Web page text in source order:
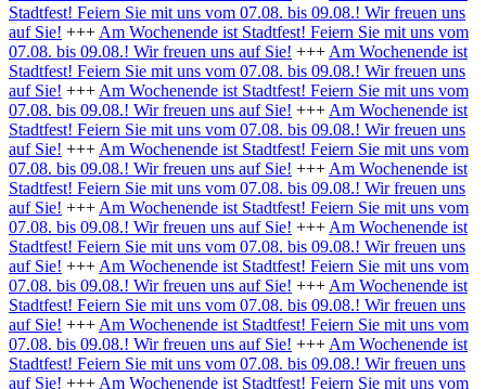
Stadtfest! Feiern Sie mit uns vom 07.08. bis 09.08.! Wir freuen uns
auf Sie! +++ Am Wochenende ist Stadtfest! Feiern Sie mit uns vom
07.08. bis 09.08.! Wir freuen uns auf Sie! +++ Am Wochenende ist
Stadtfest! Feiern Sie mit uns vom 07.08. bis 09.08.! Wir freuen uns
auf Sie! +++ Am Wochenende ist Stadtfest! Feiern Sie mit uns vom
07.08. bis 09.08.! Wir freuen uns auf Sie! +++ Am Wochenende ist
Stadtfest! Feiern Sie mit uns vom 07.08. bis 09.08.! Wir freuen uns
auf Sie! +++ Am Wochenende ist Stadtfest! Feiern Sie mit uns vom
07.08. bis 09.08.! Wir freuen uns auf Sie! +++ Am Wochenende ist
Stadtfest! Feiern Sie mit uns vom 07.08. bis 09.08.! Wir freuen uns
auf Sie! +++ Am Wochenende ist Stadtfest! Feiern Sie mit uns vom
07.08. bis 09.08.! Wir freuen uns auf Sie! +++ Am Wochenende ist
Stadtfest! Feiern Sie mit uns vom 07.08. bis 09.08.! Wir freuen uns
auf Sie! +++ Am Wochenende ist Stadtfest! Feiern Sie mit uns vom
07.08. bis 09.08.! Wir freuen uns auf Sie! +++ Am Wochenende ist
Stadtfest! Feiern Sie mit uns vom 07.08. bis 09.08.! Wir freuen uns
auf Sie! +++ Am Wochenende ist Stadtfest! Feiern Sie mit uns vom
07.08. bis 09.08.! Wir freuen uns auf Sie! +++ Am Wochenende ist
Stadtfest! Feiern Sie mit uns vom 07.08. bis 09.08.! Wir freuen uns
auf Sie! +++ Am Wochenende ist Stadtfest! Feiern Sie mit uns vom